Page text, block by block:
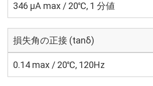
346 μA max / 20℃, 1 分値
損失角の正接 (tanδ)
0.14 max / 20℃, 120Hz